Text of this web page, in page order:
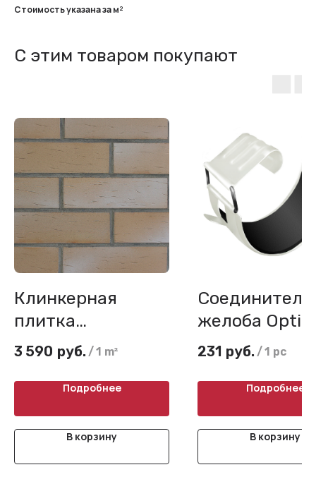
Стоимость указана за м²
С этим товаром покупают
Клинкерная
плитка
Terramatic, Koro
Space AC
3 590 руб. /1 m²
Подробнее
В корзину
Соединитель
желоба
125мм
231 руб. /1 pc
Подробнее
В корзину